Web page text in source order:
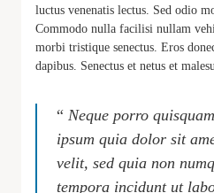
luctus venenatis lectus. Sed odio
Commodo nulla facilisi nullam
morbi tristique senectus. Eros
dapibus. Senectus et netus et
“ Neque porro
ipsum quia dolor sit
velit, sed quia non
tempora incidunt ut